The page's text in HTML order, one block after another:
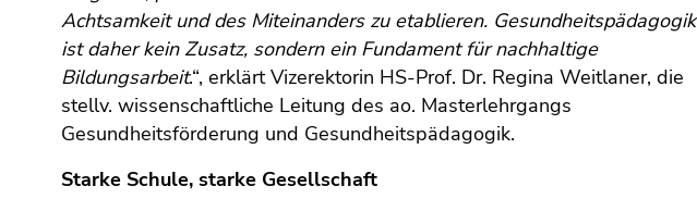
Achtsamkeit und des Miteinanders zu etablieren. Gesundheitspädagogik
ist daher kein Zusatz, sondern ein Fundament für nachhaltige
Bildungsarbeit.“, erklärt Vizerektorin HS-Prof. Dr. Regina Weitlaner, die
stellv. wissenschaftliche Leitung des ao. Masterlehrgangs
Gesundheitsförderung und Gesundheitspädagogik.
Starke Schule, starke Gesellschaft